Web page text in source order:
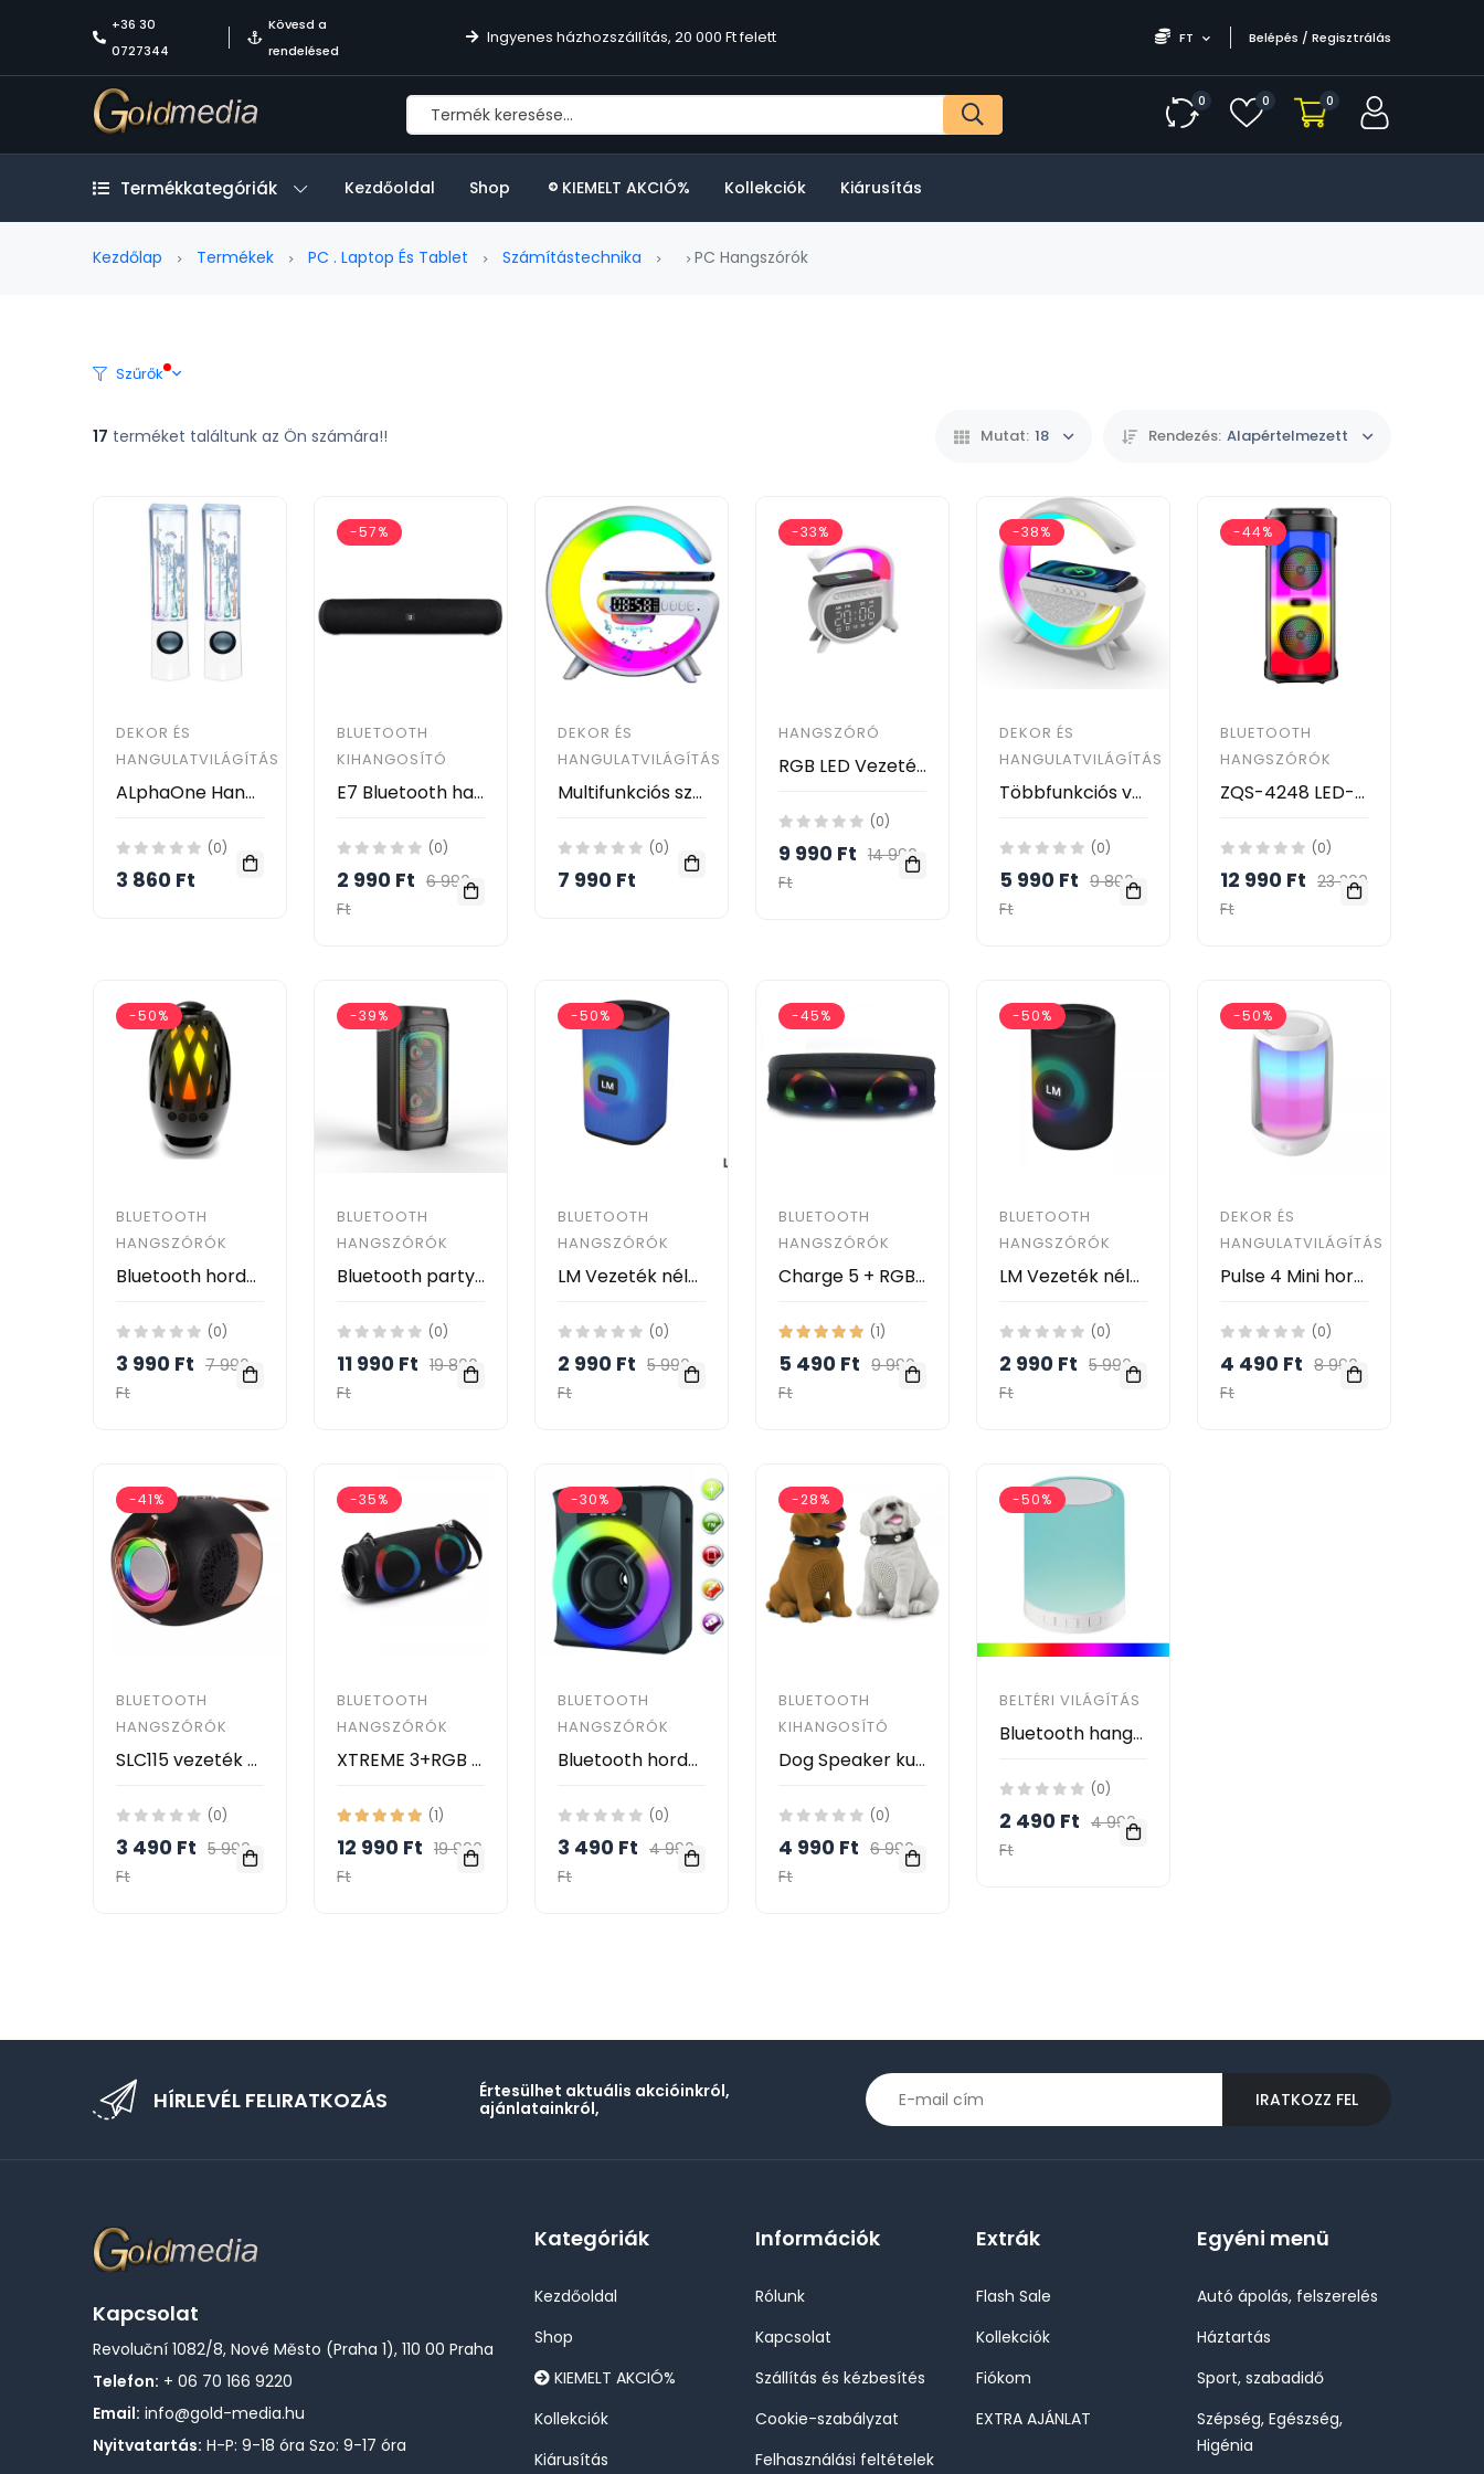
+36 30
0727344
Kövesd a
rendelésed
Ingyenes házhozszállítás, 20 000 Ft felett FT Belépés / Regisztrálás
0 0 0
Termékkategóriák Kezdőoldal Shop KIEMELT AKCIÓ% Kollekciók Kiárusítás
Kezdőlap Termékek PC . Laptop És Tablet Számítástechnika PC Hangszórók
Szűrők
17 terméket találtunk az Ön számára!! Mutat: 18 Rendezés: Alapértelmezett
DEKOR ÉS
HANGULATVILÁGÍTÁS
ALphaOne Hangfal, táncoló vízzel
(0)
3 860 Ft
-57%
BLUETOOTH
KIHANGOSÍTÓ
E7 Bluetooth hangszóró hordozható Vezeték nélküli
(0)
2 990 Ft 6 990
Ft
DEKOR ÉS
HANGULATVILÁGÍTÁS
Multifunkciós szórakoztató állomás – Bluetooth hangszóró, vezeték nélküli töltő, RGB LED party fény és éjszakai lámpa – 10W
(0)
7 990 Ft
-33%
HANGSZÓRÓ
RGB LED Vezeték nélküli gyorstöltő hangszóróval, ébresztőórával 15W A16
(0)
9 990 Ft 14 990
Ft
-38%
DEKOR ÉS
HANGULATVILÁGÍTÁS
Többfunkciós vezeték nélküli RGB LED lámpa hangszóróval, bluetooth kapcsolattal
(0)
5 990 Ft 9 800
Ft
-44%
BLUETOOTH
HANGSZÓRÓK
ZQS-4248 LED-es Bluetooth-os party hangszóró karaoke mikrofonnal és távirányítóval - Super Bass Speaker
(0)
12 990 Ft 23 300
Ft
-50%
BLUETOOTH
HANGSZÓRÓK
Bluetooth hordozható multimédia lejátszó láng hangulatvilágítással BTS-596
(0)
3 990 Ft 7 990
Ft
-39%
BLUETOOTH
HANGSZÓRÓK
Bluetooth party hangszóró ZQS-4245 LED világítással karaoke mikrofonnal és távirányítóval
(0)
11 990 Ft 19 800
Ft
-50%
BLUETOOTH
HANGSZÓRÓK
LM Vezeték nélküli Bluetooth hangszóró - 884
(0)
2 990 Ft 5 990
Ft
-45%
BLUETOOTH
HANGSZÓRÓK
Charge 5 + RGB Bluetooth hangszóró
(1)
5 490 Ft 9 990
Ft
-50%
BLUETOOTH
HANGSZÓRÓK
LM Vezeték nélküli Bluetooth hangszóró - 886
(0)
2 990 Ft 5 990
Ft
-50%
DEKOR ÉS
HANGULATVILÁGÍTÁS
Pulse 4 Mini hordozható Bluetooth hangszóró 360 fokos térhatású hanggal
(0)
4 490 Ft 8 990
Ft
-41%
BLUETOOTH
HANGSZÓRÓK
SLC115 vezeték nélküli Bluetooth 5.0 hangszóró mélynyomóval
(0)
3 490 Ft 5 990
Ft
-35%
BLUETOOTH
HANGSZÓRÓK
XTREME 3+RGB Bluetooth hangszóró
(1)
12 990 Ft 19 990
Ft
-30%
BLUETOOTH
HANGSZÓRÓK
Bluetooth hordozható hangszóró JNS-1573BT
(0)
3 490 Ft 4 990
Ft
-28%
BLUETOOTH
KIHANGOSÍTÓ
Dog Speaker kutyás Bluetooth hangszóró, zenelejátszó és FM rádió
(0)
4 990 Ft 6 990
Ft
-50%
BELTÉRI VILÁGÍTÁS
Bluetooth hangszóró Rgb érintős led lámpával - Cl-671
(0)
2 490 Ft 4 990
Ft
HÍRLEVÉL FELIRATKOZÁS
Értesülhet aktuális akcióinkról,
ajánlatainkról,
IRATKOZZ FEL
Kapcsolat
Revoluční 1082/8, Nové Město (Praha 1), 110 00 Praha
Telefon: + 06 70 166 9220
Email: info@gold-media.hu
Nyitvatartás: H-P: 9-18 óra Szo: 9-17 óra
Kategóriák
Kezdőoldal
Shop
KIEMELT AKCIÓ%
Kollekciók
Kiárusítás
Információk
Rólunk
Kapcsolat
Szállítás és kézbesítés
Cookie-szabályzat
Felhasználási feltételek
Extrák
Flash Sale
Kollekciók
Fiókom
EXTRA AJÁNLAT
Egyéni menü
Autó ápolás, felszerelés
Háztartás
Sport, szabadidő
Szépség, Egészség,
Higénia